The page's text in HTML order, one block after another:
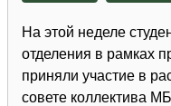
На этой неделе
отделения в рамках
приняли участие в
совете коллектива